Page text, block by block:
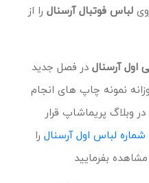
لباس فوتبال آرسنال را از
اول آرسنالدر فصل جدید
نمونه چاپ های انجام
در وبلاگ پریماشاپ قرار
لباس اول آرسنال را
بفرمایید